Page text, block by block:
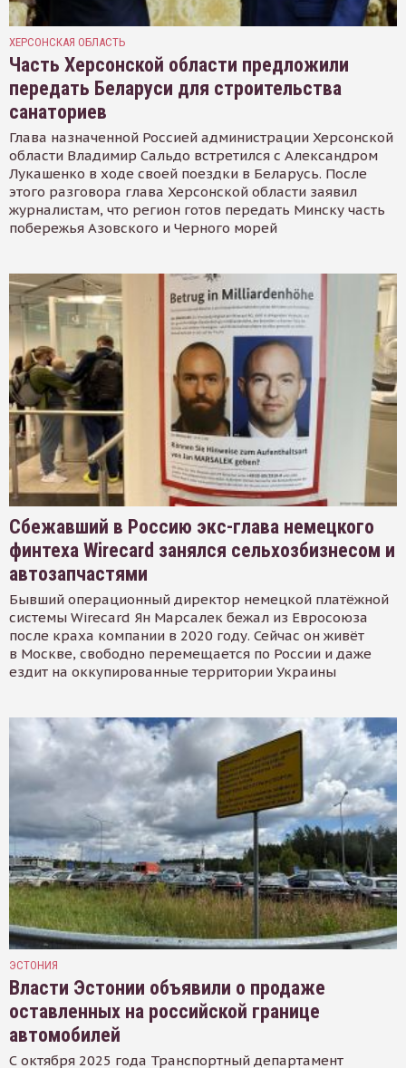
ХЕРСОНСКАЯ ОБЛАСТЬ
Часть Херсонской области предложили
передать Беларуси для строительства
санаториев
Глава назначенной Россией администрации Херсонской
области Владимир Сальдо встретился с Александром
Лукашенко в ходе своей поездки в Беларусь. После
этого разговора глава Херсонской области заявил
журналистам, что регион готов передать Минску часть
побережья Азовского и Черного морей
Сбежавший в Россию экс-глава немецкого
финтеха Wirecard занялся сельхозбизнесом и
автозапчастями
Бывший операционный директор немецкой платёжной
системы Wirecard Ян Марсалек бежал из Евросоюза
после краха компании в 2020 году. Сейчас он живёт
в Москве, свободно перемещается по России и даже
ездит на оккупированные территории Украины
ЭСТОНИЯ
Власти Эстонии объявили о продаже
оставленных на российской границе
автомобилей
С октября 2025 года Транспортный департамент